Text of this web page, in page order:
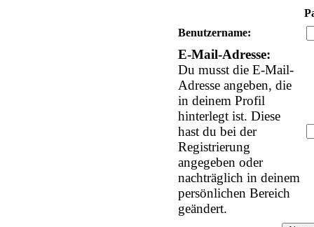
Benutzername:
E-Mail-Adresse:
Du musst die E-Mail-
Adresse angeben, die
in deinem Profil
hinterlegt ist. Diese
hast du bei der
Registrierung
angegeben oder
nachträglich in deinem
persönlichen Bereich
geändert.